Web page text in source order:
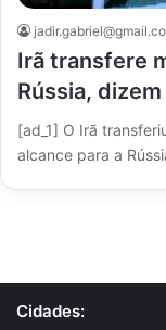
Irã transfere
Rússia,
[ad_1] O Irã
alcance para a
Cidades: